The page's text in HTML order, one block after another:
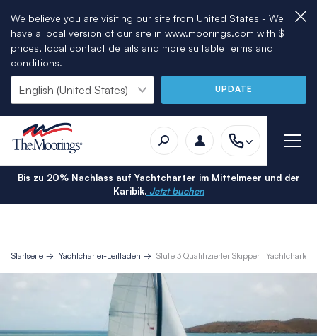
We believe you are visiting our site from United States - We
have a local version of our site in www.moorings.com with $
prices, local contact details and more suitable terms and
conditions.
UPDATE
Bis zu 20% Nachlass auf Yachtcharter im Mittelmeer und der
Karibik.Jetzt buchen
Startseite Yachtcharter-Leitfaden Stufe 3 Qualifizierter Skipper |